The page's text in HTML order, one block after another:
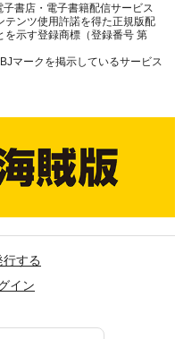
書店・電子書籍配信サービス
テンツ使用許諾を得た正規版配
を示す登録商標（登録番号 第
マークを掲示しているサービス
する
イン